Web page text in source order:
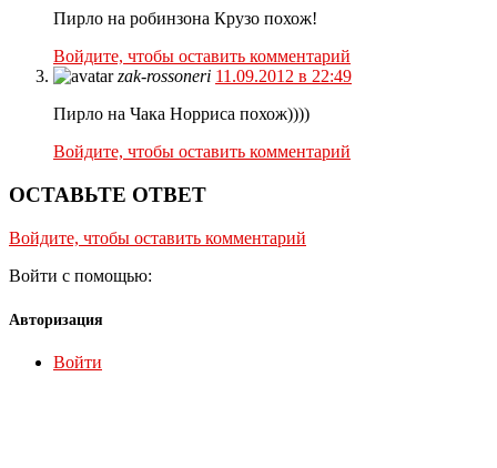
Пирло на робинзона Крузо похож!
Войдите, чтобы оставить комментарий
zak-rossoneri 11.09.2012 в 22:49
Пирло на Чака Норриса похож))))
Войдите, чтобы оставить комментарий
ОСТАВЬТЕ ОТВЕТ
Войдите, чтобы оставить комментарий
Войти с помощью:
Авторизация
Войти